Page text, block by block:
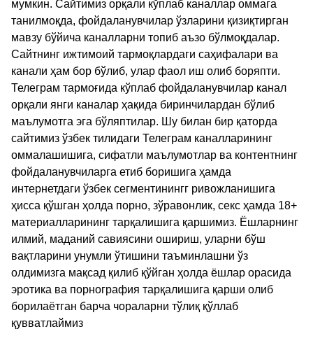
мумкин. Сайтимиз орқали кўплаб каналлар оммага
танилмоқда, фойдаланувчилар ўзларини қизиқтирган
мавзу бўйича каналларни топиб аъзо бўлмоқдалар.
Сайтнинг ижтимоий тармоқлардаги саҳифалари ва
канали ҳам бор бўлиб, улар фаол иш олиб боряпти.
Телеграм тармоғида кўплаб фойдаланувчилар канал
орқали янги каналар ҳақида биринчилардан бўлиб
маълумотга эга бўляптилар. Шу билан бир қаторда
сайтимиз ўзбек тилидаги Телеграм каналларининг
оммалашишига, сифатли маълумотлар ва контентнинг
фойдаланувчиларга етиб боришига ҳамда
интернетдаги ўзбек сегментинингг ривожланишига
ҳисса қўшган ҳолда порно, зўравонлик, секс ҳамда 18+
материалларининг тарқалишига қаршимиз. Ёшларнинг
илмий, маданий савиясини ошириш, уларни бўш
вақтларини унумли ўтишини таъминлашни ўз
олдимизга мақсад қилиб қўйган ҳолда ёшлар орасида
эротика ва порнография тарқалишига қарши олиб
борилаётган барча чораларни тўлиқ қўллаб
қувватлаймиз